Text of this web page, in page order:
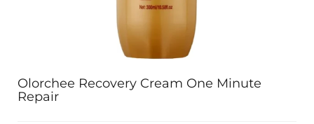
Olorchee Recovery Cream One Minute
Repair